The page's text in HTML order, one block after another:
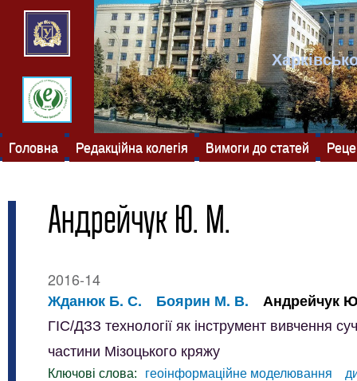
Головна Редакційна колегія Вимоги до статей
Андрейчук Ю. М.
2016-14
Жданюк Б. С.
Боярин М. В. Андрейчук
ГІС/ДЗЗ технології як інструмент вивчення
частини Мізоцького кряжу
Ключові слова: геоінформаційне моделювання